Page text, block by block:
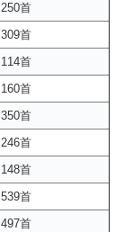
250首
309首
114首
160首
350首
246首
148首
539首
497首